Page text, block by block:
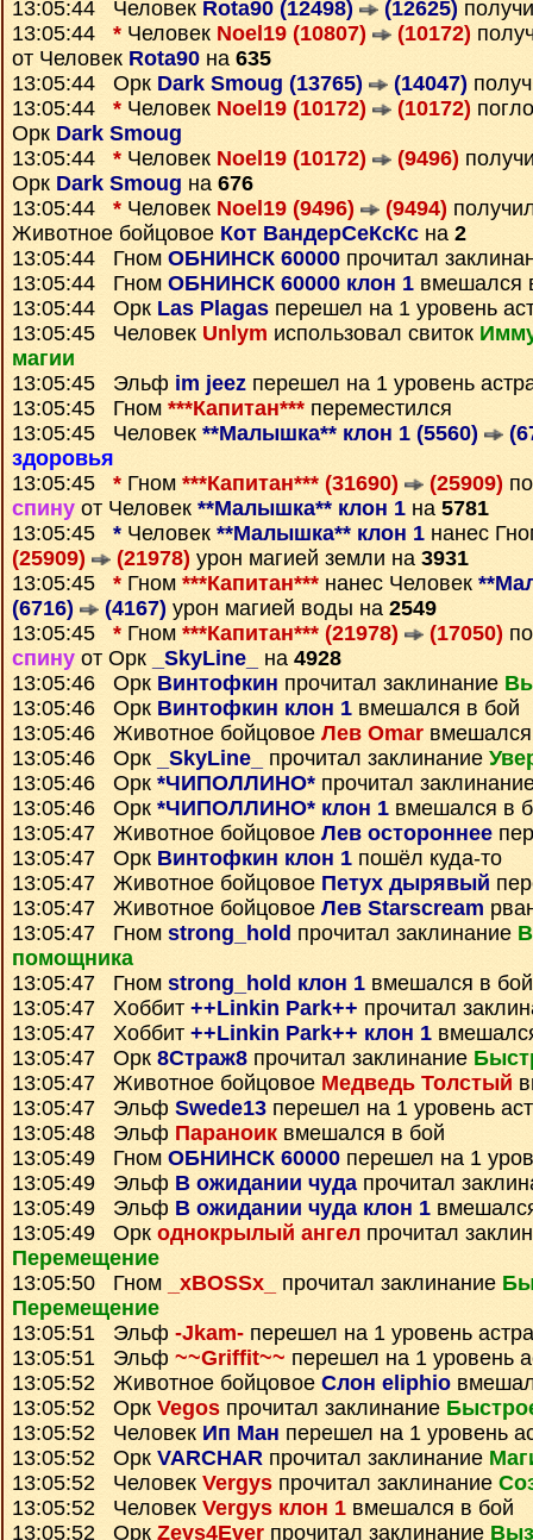
13:05:44 Человек Rota90 (12498) (12625)
13:05:44 * Человек Noel19 (10807) (10172)
от Человек Rota90 на 635
13:05:44 Орк Dark Smoug (13765) (14047)
13:05:44 * Человек Noel19 (10172) (10172)
Орк Dark Smoug
13:05:44 * Человек Noel19 (10172) (9496)
Орк Dark Smoug на 676
13:05:44 * Человек Noel19 (9496) (9494)
Животное бойцовое Кот ВандерСеКсКс на 2
13:05:44 Гном ОБНИНСК 60000 прочитал
13:05:44 Гном ОБНИНСК 60000 клон 1 вмешался
13:05:44 Орк Las Plagas перешел на 1 уровень
13:05:45 Человек Unlym использовал свиток
магии
13:05:45 Эльф im jeez перешел на 1 уровень
13:05:45 Гном ***Капитан*** переместился
13:05:45 Человек **Малышка** клон 1 (5560)
здоровья
13:05:45 * Гном ***Капитан*** (31690) (25909)
спину от Человек **Малышка** клон 1 на 5781
13:05:45 * Человек **Малышка** клон 1 нанес
(25909)
(21978) урон магией земли на 3931
13:05:45 * Гном ***Капитан*** нанес Человек
(6716)
(4167) урон магией воды на 2549
13:05:45 * Гном ***Капитан*** (21978) (17050)
спину от Орк _SkyLine_ на 4928
13:05:46 Орк Винтофкин прочитал заклинание
13:05:46 Орк Винтофкин клон 1 вмешался в бой
13:05:46 Животное бойцовое Лев Omar
13:05:46 Орк
_SkyLine_ прочитал заклинание
13:05:46 Орк *ЧИПОЛЛИНО* прочитал
13:05:46 Орк *ЧИПОЛЛИНО* клон 1 вмешался в
13:05:47 Животное бойцовое Лев остороннее
13:05:47 Орк Винтофкин клон 1 пошёл куда-то
13:05:47 Животное бойцовое Петух дырявый
13:05:47 Животное бойцовое Лев Starscream
13:05:47 Гном strong_hold прочитал заклинание
помощника
13:05:47 Гном strong_hold клон 1 вмешался в бой
13:05:47 Хоббит ++Linkin Park++ прочитал
13:05:47 Хоббит ++Linkin Park++ клон 1
13:05:47 Орк 8Страж8 прочитал заклинание
13:05:47 Животное бойцовое Медведь Толстый
13:05:47 Эльф Swede13 перешел на 1 уровень
13:05:48 Эльф Параноик вмешался в бой
13:05:49 Гном ОБНИНСК 60000 перешел на 1
13:05:49 Эльф В ожидании чуда прочитал
13:05:49 Эльф В ожидании чуда клон 1
13:05:49 Орк однокрылый ангел прочитал
Перемещение
13:05:50 Гном
_xBOSSx_ прочитал заклинание
Перемещение
13:05:51 Эльф -Jkam- перешел на 1 уровень
13:05:51 Эльф ~~Griffit~~ перешел на 1 уровень
13:05:52 Животное бойцовое Слон eliphio
13:05:52 Орк Vegos прочитал заклинание
13:05:52 Человек Ип Ман перешел на 1 уровень
13:05:52 Орк VARCHAR прочитал заклинание
13:05:52 Человек Vergys прочитал заклинание
13:05:52 Человек Vergys клон 1 вмешался в бой
13:05:52 Орк Zevs4Ever прочитал заклинание